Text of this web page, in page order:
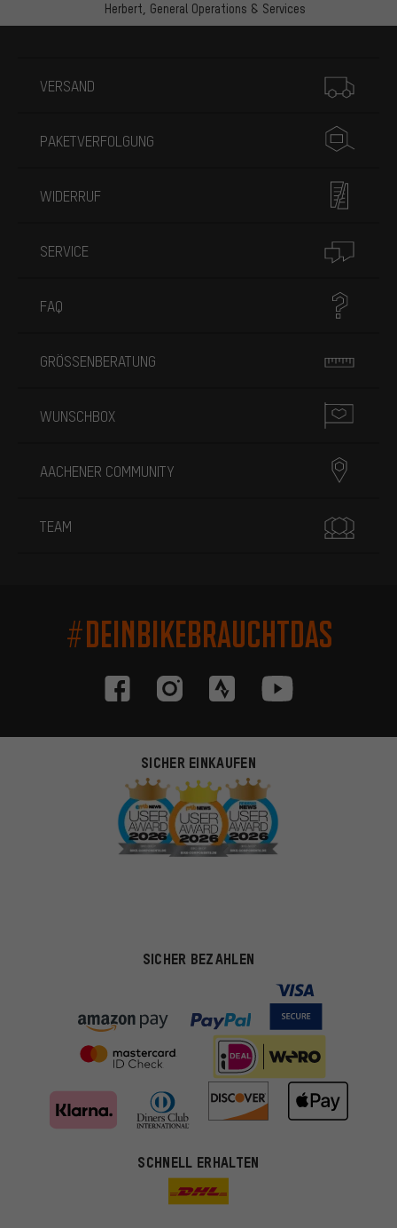
Herbert, General Operations & Services
VERSAND
PAKETVERFOLGUNG
WIDERRUF
SERVICE
FAQ
GRÖSSENBERATUNG
WUNSCHBOX
AACHENER COMMUNITY
TEAM
#DEINBIKEBRAUCHTDAS
SICHER EINKAUFEN
SICHER BEZAHLEN
SCHNELL ERHALTEN